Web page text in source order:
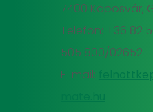
7400 Kaposvár,
Telefon: +36 82
505 800/02652
E-mail: